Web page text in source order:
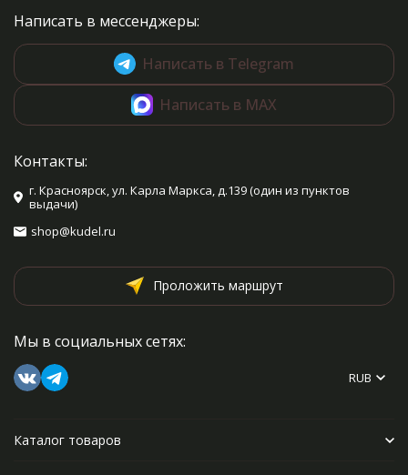
Написать в мессенджеры:
Написать в Telegram
Написать в MAX
Контакты:
г. Красноярск, ул. Карла Маркса, д.139 (один из пунктов
выдачи)
shop@kudel.ru
Проложить маршрут
Мы в социальных сетях:
RUB
Каталог товаров